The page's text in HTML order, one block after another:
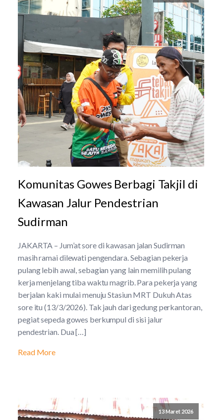
Komunitas Gowes Berbagi Takjil di
Kawasan Jalur Pendestrian
Sudirman
JAKARTA – Jum’at sore di kawasan jalan Sudirman
masih ramai dilewati pengendara. Sebagian pekerja
pulang lebih awal, sebagian yang lain memilih pulang
kerja menjelang tiba waktu magrib. Para pekerja yang
berjalan kaki mulai menuju Stasiun MRT Dukuh Atas
sore itu (13/3/2026). Tak jauh dari gedung perkantoran,
pegiat sepeda gowes berkumpul di sisi jalur
pendestrian. Dua […]
Read More
13 Maret 2026